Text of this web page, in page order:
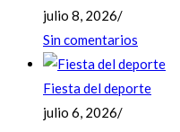
julio 8, 2026/
Sin comentarios
Fiesta del deporte
julio 6, 2026/